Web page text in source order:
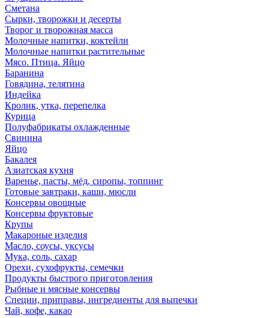
Сметана
Сырки, творожки и десерты
Творог и творожная масса
Молочные напитки, коктейли
Молочные напитки растительные
Мясо. Птица. Яйцо
Баранина
Говядина, телятина
Индейка
Кролик, утка, перепелка
Курица
Полуфабрикаты охлажденные
Свинина
Яйцо
Бакалея
Азиатская кухня
Варенье, пасты, мёд, сиропы, топпинг
Готовые завтраки, каши, мюсли
Консервы овощные
Консервы фруктовые
Крупы
Макароные изделия
Масло, соусы, уксусы
Мука, соль, сахар
Орехи, сухофрукты, семечки
Продукты быстрого приготовления
Рыбные и мясные консервы
Специи, приправы, ингредиенты для выпечки
Чай, кофе, какао